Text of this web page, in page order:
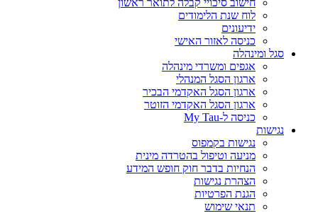
לוח שנת הלימודים
ידיעונים
כניסה לאזור האישי
סגל ומינהלה
אגפים ומשרדי מינהלה
ארגון הסגל המנהלי
ארגון הסגל האקדמי הבכיר
ארגון הסגל האקדמי הזוטר
כניסה ל-My Tau
נגישות
נגישות בקמפוס
מניעה וטיפול בהטרדה מינית
הנחיות בדבר חוק חופש המידע
הצהרת נגישות
הגנת הפרטיות
תנאי שימוש